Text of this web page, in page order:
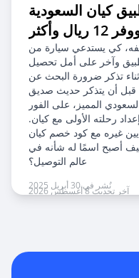
كيان السعودية
وأكثر
كي يستدعي سيارة من
وآخر على أمل تحصيل
تذكر ضرورة البحث عن
قبل أن يتذكر حديث صديق
المميز، على الفور
رحلته الأولى مع كيان.
غيره مع كود خصم كيان
أصبح اسمًا له شأنه في
عالم التوصيل؟
نُشر في 30 أبريل 2025
آخر تحديث 8 أغسطس 2026